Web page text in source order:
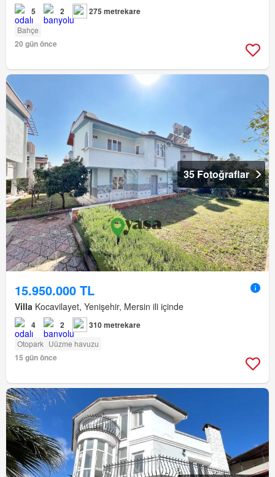
5 2 275 metrekare
Bahçe
20 gün önce
35 Fotoğraflar
15.950.000 TL
Villa Kocavilayet, Yenişehir, Mersin ili içinde
4 2 310 metrekare
Otopark Uüzme havuzu
15 gün önce